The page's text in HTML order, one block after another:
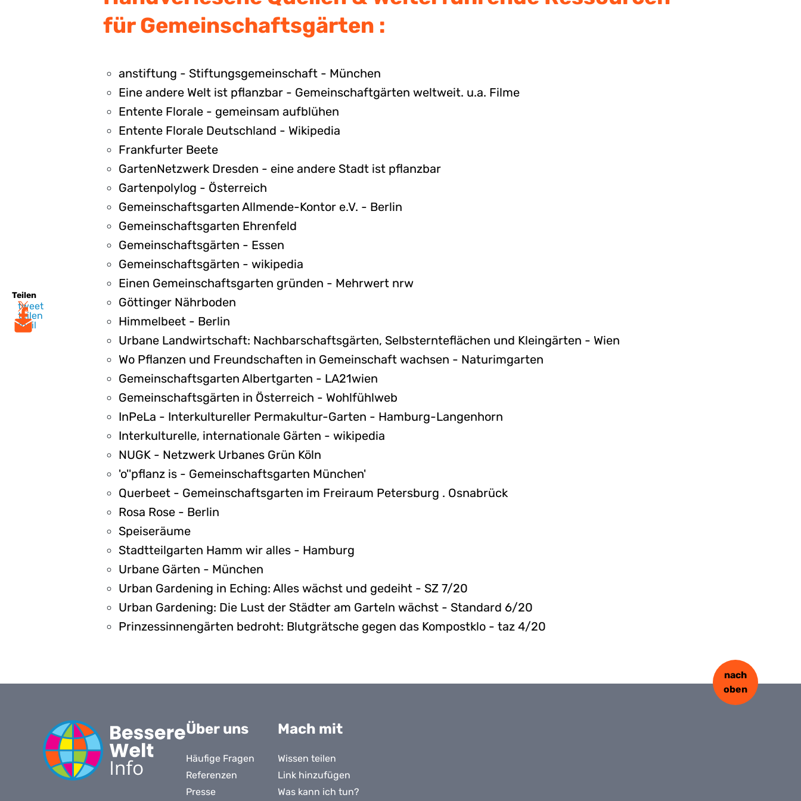
Teilen
tweet
teilen
mail
für Gemeinschaftsgärten :
anstiftung - Stiftungsgemeinschaft - München
Eine andere Welt ist pflanzbar - Gemeinschaftgärten weltweit. u.a. Filme
Entente Florale - gemeinsam aufblühen
Entente Florale Deutschland - Wikipedia
Frankfurter Beete
GartenNetzwerk Dresden - eine andere Stadt ist pflanzbar
Gartenpolylog - Österreich
Gemeinschaftsgarten Allmende-Kontor e.V. - Berlin
Gemeinschaftsgarten Ehrenfeld
Gemeinschaftsgärten - Essen
Gemeinschaftsgärten - wikipedia
Einen Gemeinschaftsgarten gründen - Mehrwert nrw
Göttinger Nährboden
Himmelbeet - Berlin
Urbane Landwirtschaft: Nachbarschaftsgärten, Selbsternteflächen und Kleingärten - Wien
Wo Pflanzen und Freundschaften in Gemeinschaft wachsen - Naturimgarten
Gemeinschaftsgarten Albertgarten - LA21wien
Gemeinschaftsgärten in Österreich - Wohlfühlweb
InPeLa - Interkultureller Permakultur-Garten - Hamburg-Langenhorn
Interkulturelle, internationale Gärten - wikipedia
NUGK - Netzwerk Urbanes Grün Köln
'o''pflanz is - Gemeinschaftsgarten München'
Querbeet - Gemeinschaftsgarten im Freiraum Petersburg . Osnabrück
Rosa Rose - Berlin
Speiseräume
Stadtteilgarten Hamm wir alles - Hamburg
Urbane Gärten - München
Urban Gardening in Eching: Alles wächst und gedeiht - SZ 7/20
Urban Gardening: Die Lust der Städter am Garteln wächst - Standard 6/20
Prinzessinnengärten bedroht: Blutgrätsche gegen das Kompostklo - taz 4/20
nach
oben
Über uns
Häufige Fragen
Referenzen
Presse
Mach mit
Wissen teilen
Link hinzufügen
Was kann ich tun?